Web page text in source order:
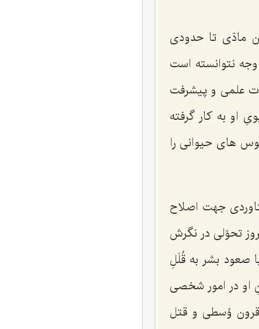
مادّى تا حدودى
نتوانسته است
علمى و پيشرفت
او به كار گرفته
‌هاى حيوانى را
جهت اصلاح
تحوّلى در نگرش
صعود بشر به قُلَلِ
او در امور شخصى
قرون وُسطى و قتل